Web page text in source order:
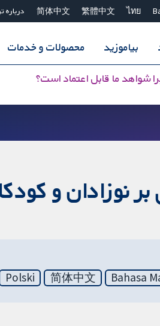
ไทย
繁體中文
简体中文 درباره
شواهد ما قابل اعتماد است؟
بیاموزید محصولات و خدمات
بر نوزادان و
Bahasa
简体中文
Polski